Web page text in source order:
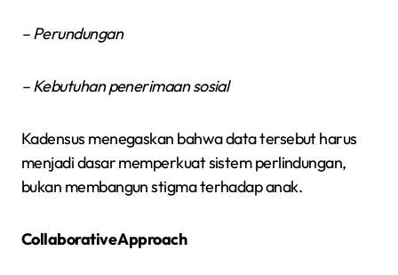
– Perundungan
– Kebutuhan penerimaan sosial
Kadensus menegaskan bahwa data tersebut harus
menjadi dasar memperkuat sistem perlindungan,
bukan membangun stigma terhadap anak.
Collaborative Approach